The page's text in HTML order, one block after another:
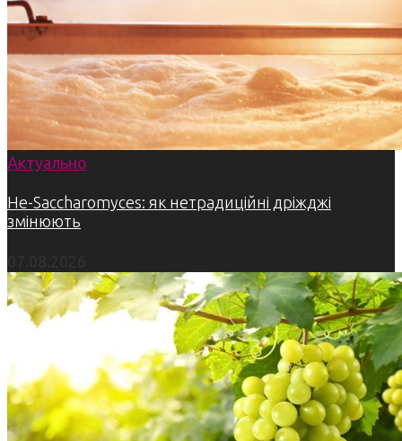
Актуально
Не-Saccharomyces: як нетрадиційні дріжджі
змінюють